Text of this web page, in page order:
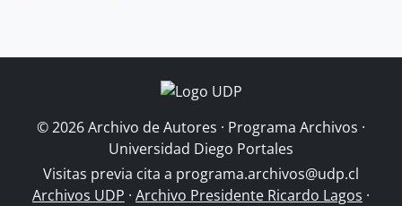
© 2026 Archivo de Autores · Programa Archivos ·
Universidad Diego Portales
Visitas previa cita a programa.archivos@udp.cl
Archivos UDP · Archivo Presidente Ricardo Lagos ·